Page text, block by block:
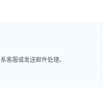
客服或发送邮件处理。